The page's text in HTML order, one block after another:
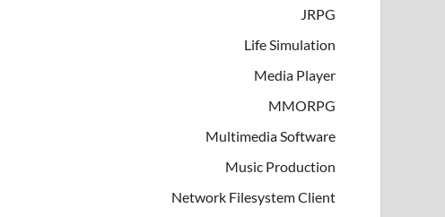
JRPG
Life Simulation
Media Player
MMORPG
Multimedia Software
Music Production
Network Filesystem Client